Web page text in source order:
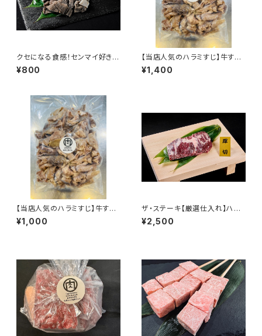
クセになる食感！センマイ好きの
ためのセンマイ
¥800
【当店人気のハラミすじ】牛すじ
ボイル大500ｇ
¥1,400
【当店人気のハラミすじ】牛すじ
ボイル
¥1,000
ザ・ステーキ【厳選仕入れ】ハラ
ミ 200g｜焼肉店クオリティの
柔らかジューシー肉
¥2,500